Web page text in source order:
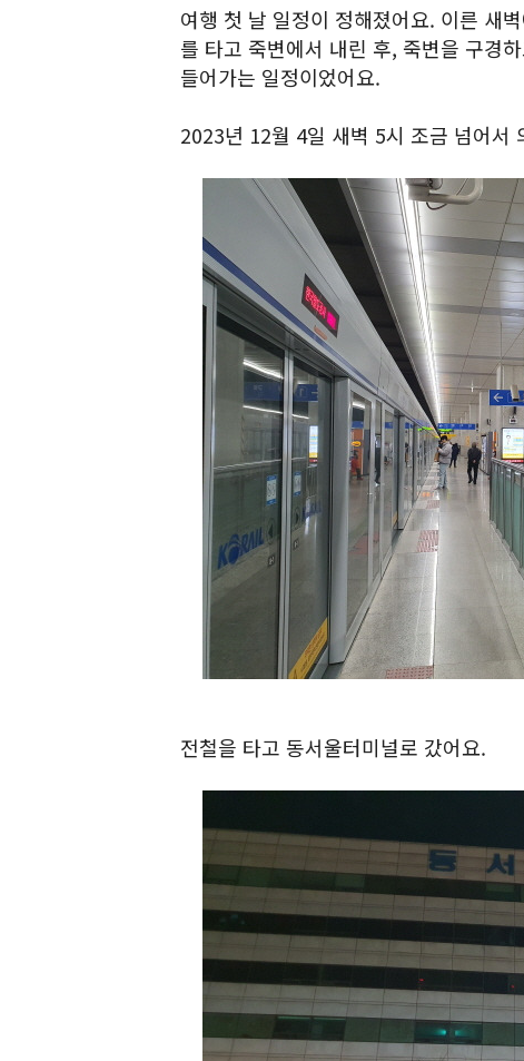
여행 첫 날 일정이 정해졌어요. 이른 새
를 타고 죽변에서 내린 후, 죽변을 구경
들어가는 일정이었어요.
2023년 12월 4일 새벽 5시 조금 넘어서
전철을 타고 동서울터미널로 갔어요.